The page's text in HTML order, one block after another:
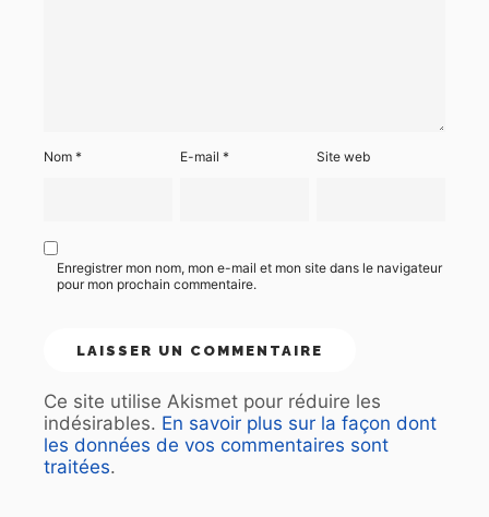
Nom * E-mail* Site web
Enregistrer mon nom, mon e-mail et mon site dans le navigateur
pour mon prochain commentaire.
Ce site utilise Akismet pour réduire les
indésirables. En savoir plus sur la façon dont
les données de vos commentaires sont
traitées.